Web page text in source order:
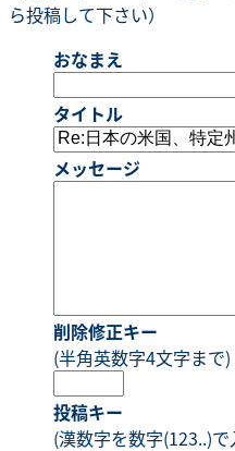
ら投稿して下さい）
おなまえ
タイトル
メッセージ
削除修正キー
(半角英数字4文字まで)
投稿キー
(漢数字を数字(123..)で